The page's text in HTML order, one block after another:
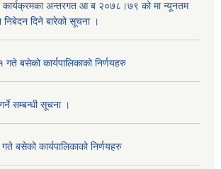
कार्यक्रमका अन्तरगत आ ब २०७८।७९ को मा न्यूनतम
निबेदन दिने बारेको सूचना ।
बसेको कार्यपालिकाको निर्णयहरु
सम्बन्धी सूचना ।
बसेको कार्यपालिकाको निर्णयहरु